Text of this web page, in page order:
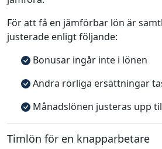
För att få en jämförbar lön är
justerade enligt följande:
Bonusar ingår inte i lönen
Andra rörliga ersättningar
Månadslönen justeras upp
Timlön för en knapparbetare